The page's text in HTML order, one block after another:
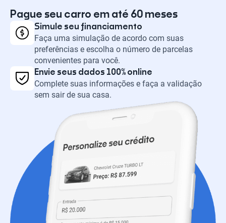
Pague seu carro em até 60 meses
Simule seu financiamento
Faça uma simulação de acordo com suas
preferências e escolha o número de parcelas
convenientes para você.
Envie seus dados 100% online
Complete suas informações e faça a validação
sem sair de sua casa.